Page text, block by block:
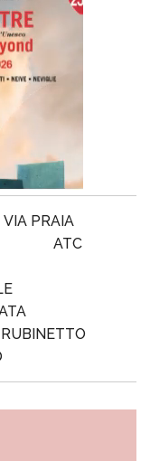
VIA PRAIA
ATC
RUBINETTO